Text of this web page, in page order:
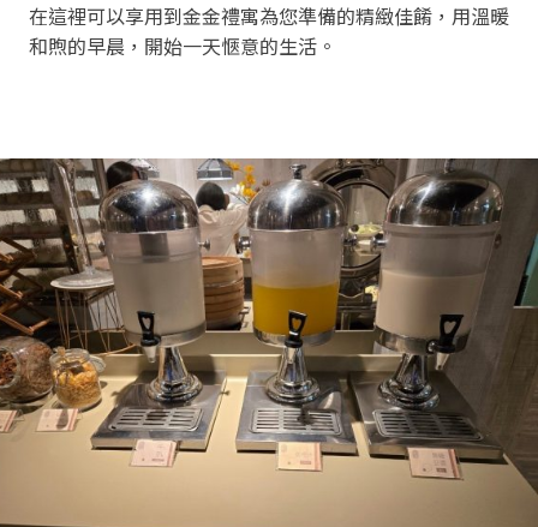
在這裡可以享用到金金禮寓為您準備的精緻佳餚，用溫暖
和煦的早晨，開始一天愜意的生活。